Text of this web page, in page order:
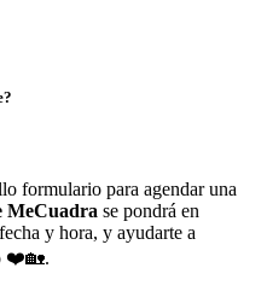
formulario para agendar una
MeCuadra se pondrá en
y hora, y ayudarte a
❤️🏡.